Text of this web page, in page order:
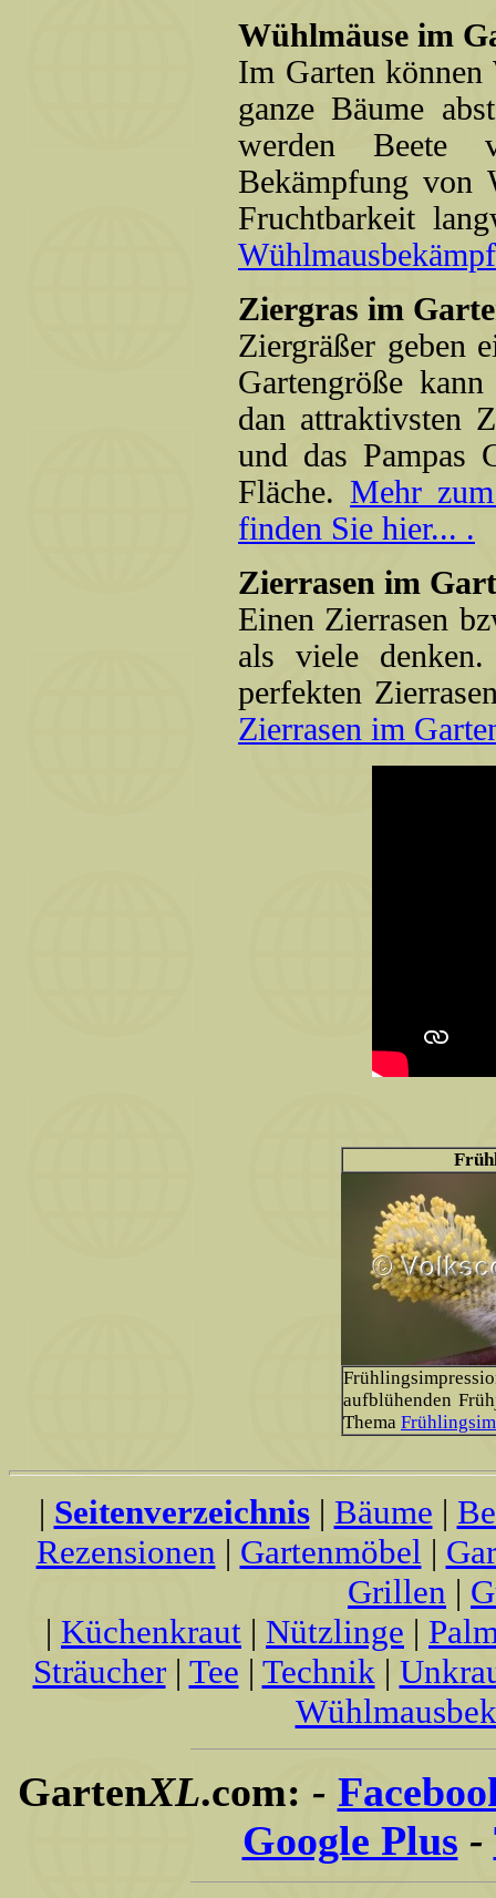
Wühlmäuse im
Im Garten können
ganze Bäume
werden Beete
Bekämpfung von
Fruchtbarkeit
Ziergras im
Ziergräßer geben
Gartengröße
dan attraktivsten
und das Pampas
Fläche. Mehr
finden Sie hier... .
Zierrasen im
Einen Zierrasen
als viele
perfekten
Zierrasen im
aufblühenden
Thema
| Seitenverzeichnis| Bäume |
Rezensionen | Gartenmöbel |
Grillen |
| Küchenkraut | Nützlinge |
Sträucher| Tee | Technik|
GartenXL.com: -
Google Plus -